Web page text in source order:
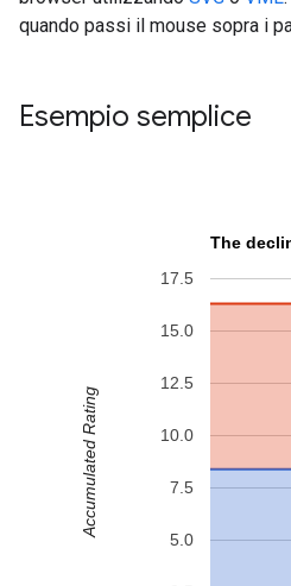
quando passi il mouse sopra i
Esempio semplice